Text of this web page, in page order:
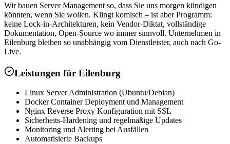
Wir bauen Server Management so, dass Sie uns morgen kündigen
könnten, wenn Sie wollen. Klingt komisch – ist aber Programm:
keine Lock-in-Architekturen, kein Vendor-Diktat, vollständige
Dokumentation, Open-Source wo immer sinnvoll. Unternehmen in
Eilenburg bleiben so unabhängig vom Dienstleister, auch nach Go-
Live.
Leistungen für Eilenburg
Linux Server Administration (Ubuntu/Debian)
Docker Container Deployment und Management
Nginx Reverse Proxy Konfiguration mit SSL
Sicherheits-Hardening und regelmäßige Updates
Monitoring und Alerting bei Ausfällen
Automatisierte Backups